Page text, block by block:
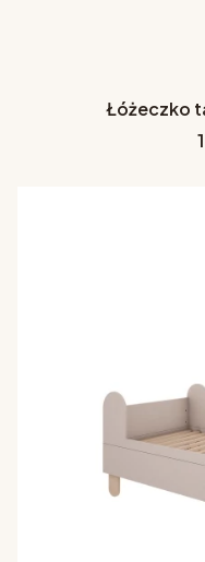
Łóżeczko